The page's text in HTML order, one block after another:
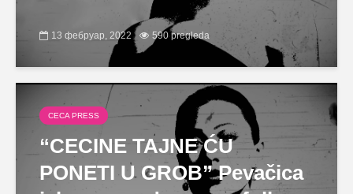
13 фебруар, 2022 590 pregleda
CECA PRESS
“CECINE TAJNE ĆU
PONETI U GROB” Pevačica